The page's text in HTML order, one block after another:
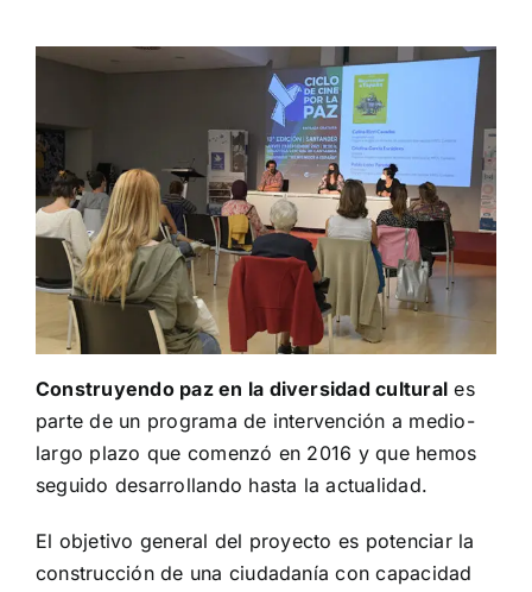
Construyendo paz en la diversidad cultural es
parte de un programa de intervención a medio-
largo plazo que comenzó en 2016 y que hemos
seguido desarrollando hasta la actualidad.
El objetivo general del proyecto es potenciar la
construcción de una ciudadanía con capacidad